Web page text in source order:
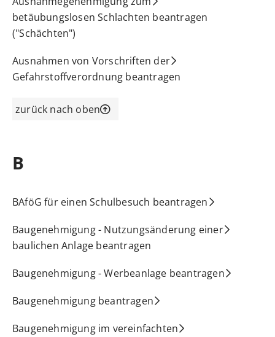
betäubungslosen Schlachten beantragen
("Schächten")
Ausnahmen von Vorschriften der
Gefahrstoffverordnung beantragen
zurück nach oben
B
BAföG für einen Schulbesuch beantragen
Baugenehmigung - Nutzungsänderung einer
baulichen Anlage beantragen
Baugenehmigung - Werbeanlage beantragen
Baugenehmigung beantragen
Baugenehmigung im vereinfachten